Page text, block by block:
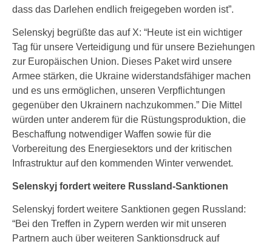
dass das Darlehen endlich freigegeben worden ist”.
Selenskyj begrüßte das auf X: “Heute ist ein wichtiger
Tag für unsere Verteidigung und für unsere Beziehungen
zur Europäischen Union. Dieses Paket wird unsere
Armee stärken, die Ukraine widerstandsfähiger machen
und es uns ermöglichen, unseren Verpflichtungen
gegenüber den Ukrainern nachzukommen.” Die Mittel
würden unter anderem für die Rüstungsproduktion, die
Beschaffung notwendiger Waffen sowie für die
Vorbereitung des Energiesektors und der kritischen
Infrastruktur auf den kommenden Winter verwendet.
Selenskyj fordert weitere Russland-Sanktionen
Selenskyj fordert weitere Sanktionen gegen Russland:
“Bei den Treffen in Zypern werden wir mit unseren
Partnern auch über weiteren Sanktionsdruck auf